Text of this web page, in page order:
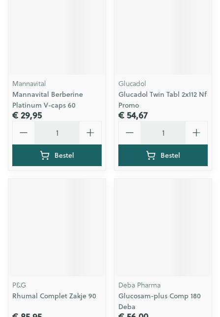
Mannavital
Mannavital Berberine
Platinum V-caps 60
€ 29,95
Bestel
Glucadol
Glucadol Twin Tabl 2x112 Nf
Promo
€ 54,67
Bestel
P&G
Rhumal Complet Zakje 90
Deba Pharma
Glucosam-plus Comp 180
Deba